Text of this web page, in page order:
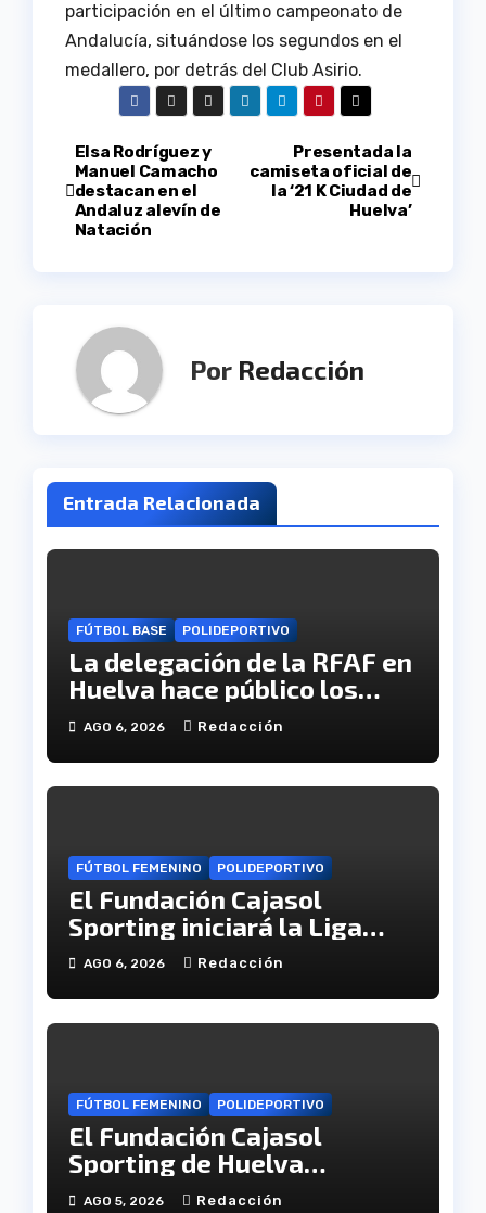
participación en el último campeonato de
Andalucía, situándose los segundos en el
medallero, por detrás del Club Asirio.
Navegación
de
Presentada la
camiseta oficial de
la ‘21 K Ciudad de
Huelva’
Elsa Rodríguez y
Manuel Camacho
destacan en el
Andaluz alevín de
Natación
Por Redacción
Entrada Relacionada
FÚTBOL BASE POLIDEPORTIVO
La delegación de la RFAF en
Huelva hace público los
calendarios de la categoría
juvenil
AGO 6, 2026 Redacción
FÚTBOL FEMENINO POLIDEPORTIVO
El Fundación Cajasol
Sporting iniciará la Liga
recibiendo al Cacereño
AGO 6, 2026 Redacción
FÚTBOL FEMENINO POLIDEPORTIVO
El Fundación Cajasol
Sporting de Huelva
disputará la Copa de
AGO 5, 2026 Redacción